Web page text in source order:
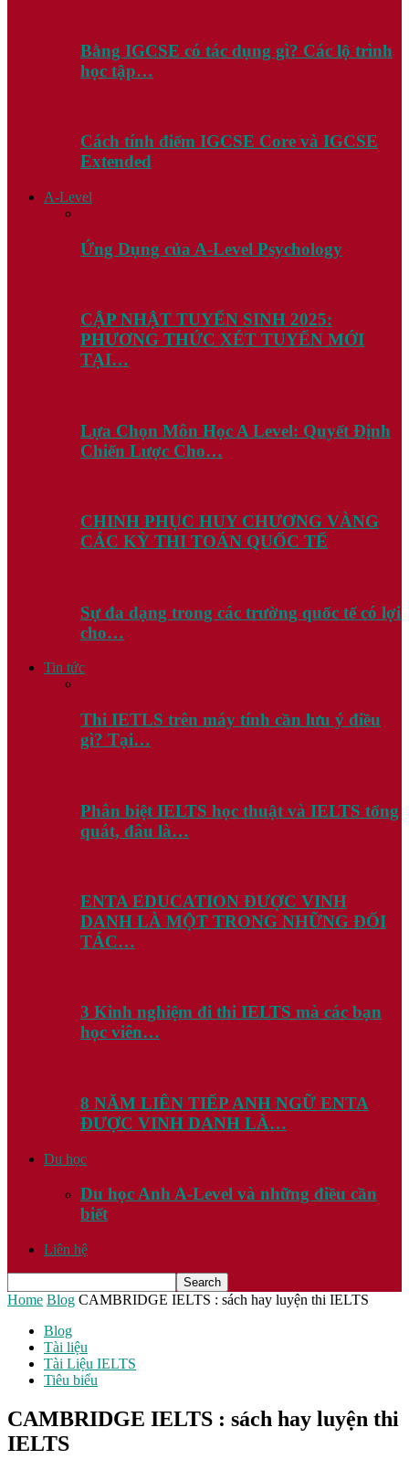
Bằng IGCSE có tác dụng gì? Các lộ trình
học tập…
Cách tính điểm IGCSE Core và IGCSE
Extended
A-Level
Ứng Dụng của A-Level Psychology
CẬP NHẬT TUYỂN SINH 2025:
PHƯƠNG THỨC XÉT TUYỂN MỚI
TẠI…
Lựa Chọn Môn Học A Level: Quyết Định
Chiến Lược Cho…
CHINH PHỤC HUY CHƯƠNG VÀNG
CÁC KỲ THI TOÁN QUỐC TẾ
Sự đa dạng trong các trường quốc tế có lợi
cho…
Tin tức
Thi IETLS trên máy tính cần lưu ý điều
gì? Tại…
Phân biệt IELTS học thuật và IELTS tổng
quát, đâu là…
ENTA EDUCATION ĐƯỢC VINH
DANH LÀ MỘT TRONG NHỮNG ĐỐI
TÁC…
3 Kinh nghiệm đi thi IELTS mà các bạn
học viên…
8 NĂM LIÊN TIẾP ANH NGỮ ENTA
ĐƯỢC VINH DANH LÀ…
Du học
Du học Anh A-Level và những điều cần
biết
Liên hệ
Home Blog CAMBRIDGE IELTS : sách hay luyện thi IELTS
Blog
Tài liệu
Tài Liệu IELTS
Tiêu biểu
CAMBRIDGE IELTS : sách hay luyện thi
IELTS